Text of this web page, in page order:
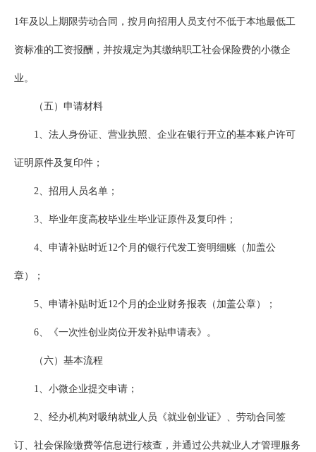
1年及以上期限劳动合同，按月向招用人员支付不低于本地最低工
资标准的工资报酬，并按规定为其缴纳职工社会保险费的小微企
业。
（五）申请材料
1、法人身份证、营业执照、企业在银行开立的基本账户许可
证明原件及复印件；
2、招用人员名单；
3、毕业年度高校毕业生毕业证原件及复印件；
4、申请补贴时近12个月的银行代发工资明细账（加盖公
章）；
5、申请补贴时近12个月的企业财务报表（加盖公章）；
6、《一次性创业岗位开发补贴申请表》。
（六）基本流程
1、小微企业提交申请；
2、经办机构对吸纳就业人员《就业创业证》、劳动合同签
订、社会保险缴费等信息进行核查，并通过公共就业人才管理服务